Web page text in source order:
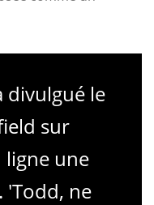
divulgué le
sur
ligne une
'Todd, ne